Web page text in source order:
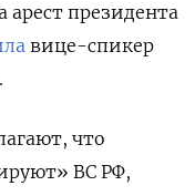
президента
вице-спикер
что
ВС РФ,